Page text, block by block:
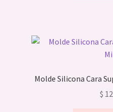
Molde Silicona Cara
$